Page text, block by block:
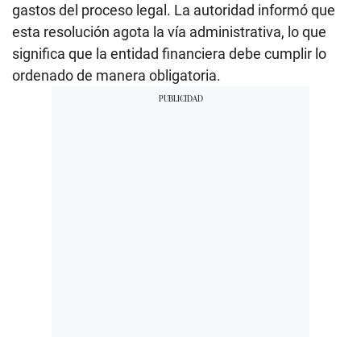
gastos del proceso legal. La autoridad informó que
esta resolución agota la vía administrativa, lo que
significa que la entidad financiera debe cumplir lo
ordenado de manera obligatoria.